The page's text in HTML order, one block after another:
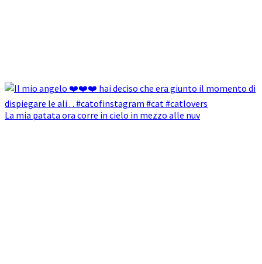
La mia patata ora corre in cielo in mezzo alle nuv